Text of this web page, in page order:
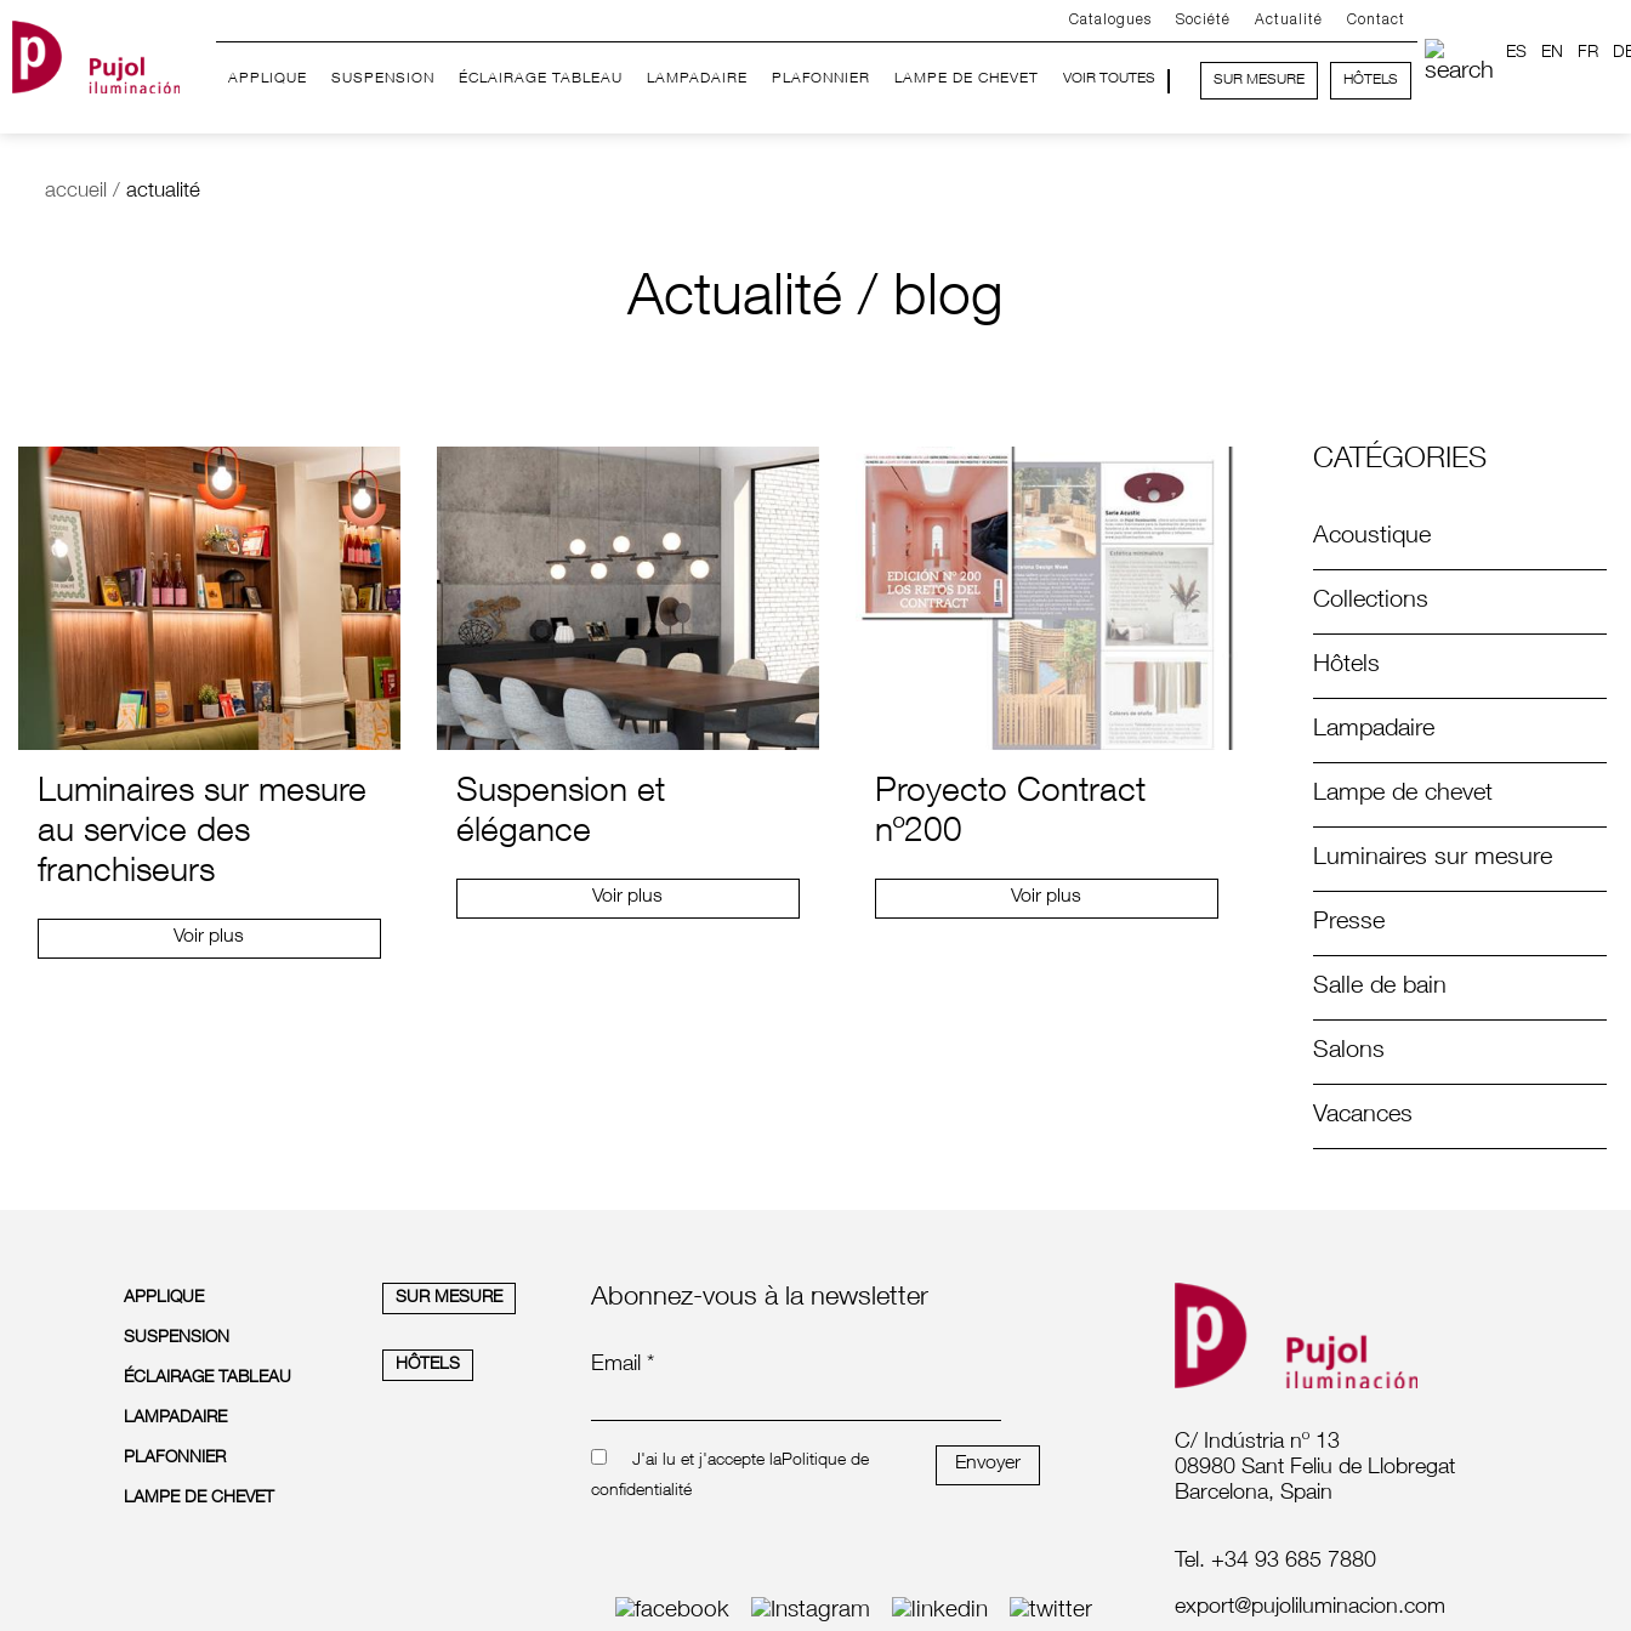
Catalogues Société Actualité Contact
APPLIQUE SUSPENSION ÉCLAIRAGE TABLEAU LAMPADAIRE PLAFONNIER LAMPE DE CHEVET VOIR TOUTES SUR MESURE HÔTELS
ES EN FR
accueil / actualité
Actualité / blog
Luminaires sur mesure
au service des
franchiseurs
Voir plus
Suspension et
élégance
Voir plus
Proyecto Contract
nº200
Voir plus
CATÉGORIES
Acoustique
Collections
Hôtels
Lampadaire
Lampe de chevet
Luminaires sur mesure
Presse
Salle de bain
Salons
Vacances
APPLIQUE
SUSPENSION
ÉCLAIRAGE TABLEAU
LAMPADAIRE
PLAFONNIER
LAMPE DE CHEVET
SUR MESURE
HÔTELS
Abonnez-vous à la newsletter
Email *
J'ai lu et j'accepte laPolitique de
confidentialité
Envoyer
C/ Indústria nº 13
08980 Sant Feliu de Llobregat
Barcelona, Spain
Tel. +34 93 685 7880
export@pujoliluminacion.com